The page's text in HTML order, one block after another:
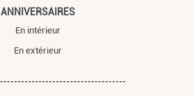
ANNIVERSAIRES
En intérieur
En extérieur